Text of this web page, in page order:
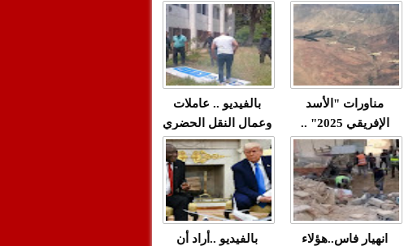
"مولات 88 غرزة"
مثالا(فيديو)
متابعة حميد طولست
في زمن تزداد فيه
حالات العنف ضد
النساء ويغيب فيه أحيانًا
صدى العدالة في
ردهات الم...
صادمة وملتمس
"الوجهاء"؟/ صمت
وزارة الداخلية؟/أين
الوزير التوفيق؟(فيديو)
بالفيديو .. عاملات
وعمال النقل الحضري
بفاس يعبرون عن
ارتياحهم بعد إنهاء عقد
شركة "سيتي باص"
مناورات "الأسد
الإفريقي 2025" ..
شاهد القاذفة النووية
في تدريب مع ثماني
مقاتلات من نوع F-16
تابعة للقوات الجوية
الملكية المغربية
بالفيديو ..أراد أن
انهيار فاس..هؤلاء